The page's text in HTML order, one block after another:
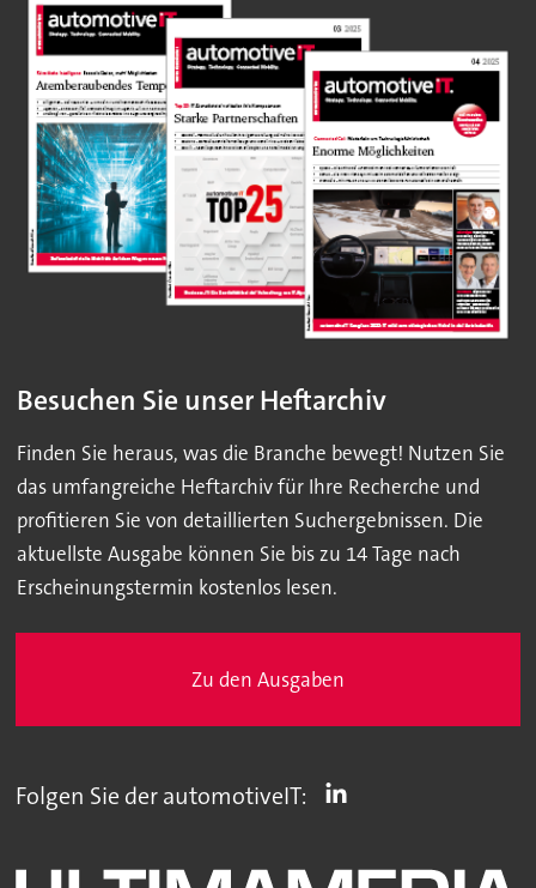
Besuchen Sie unser Heftarchiv
Finden Sie heraus, was die Branche bewegt! Nutzen Sie
das umfangreiche Heftarchiv für Ihre Recherche und
profitieren Sie von detaillierten Suchergebnissen. Die
aktuellste Ausgabe können Sie bis zu 14 Tage nach
Erscheinungstermin kostenlos lesen.
Zu den Ausgaben
Folgen Sie der automotiveIT: